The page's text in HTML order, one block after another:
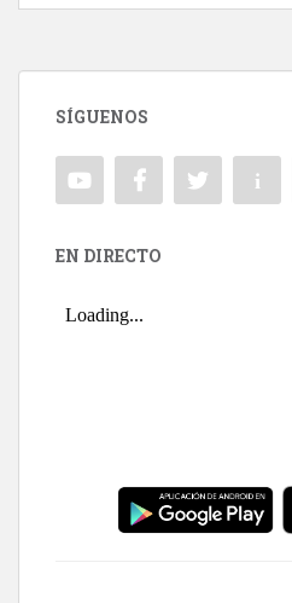
SÍGUENOS
EN DIRECTO